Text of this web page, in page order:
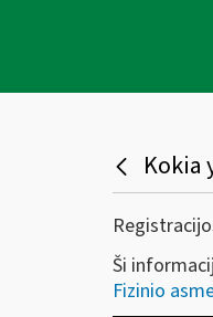
Kokia
Ši
Fizinio